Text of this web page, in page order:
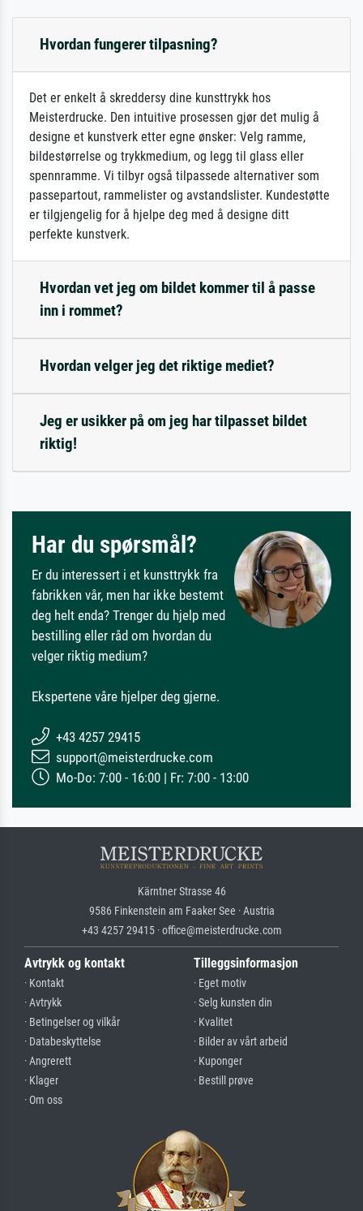
Hvordan fungerer tilpasning?
Det er enkelt å skreddersy dine kunsttrykk hos
Meisterdrucke. Den intuitive prosessen gjør det mulig å
designe et kunstverk etter egne ønsker: Velg ramme,
bildestørrelse og trykkmedium, og legg til glass eller
spennramme. Vi tilbyr også tilpassede alternativer som
passepartout, rammelister og avstandslister. Kundestøtte
er tilgjengelig for å hjelpe deg med å designe ditt
perfekte kunstverk.
Hvordan vet jeg om bildet kommer til å passe
inn i rommet?
Hvordan velger jeg det riktige mediet?
Jeg er usikker på om jeg har tilpasset bildet
riktig!
Har du spørsmål?
Er du interessert i et kunsttrykk fra
fabrikken vår, men har ikke bestemt
deg helt enda? Trenger du hjelp med
bestilling eller råd om hvordan du
velger riktig medium?
Ekspertene våre hjelper deg gjerne.
+43 4257 29415
support@meisterdrucke.com
Mo-Do: 7:00 - 16:00 | Fr: 7:00 - 13:00
Kärntner Strasse 46
9586 Finkenstein am Faaker See · Austria
+43 4257 29415 · office@meisterdrucke.com
Avtrykk og kontakt
· Kontakt
· Avtrykk
· Betingelser og vilkår
· Databeskyttelse
· Angrerett
· Klager
· Om oss
Tilleggsinformasjon
· Eget motiv
· Selg kunsten din
· Kvalitet
· Bilder av vårt arbeid
· Kuponger
· Bestill prøve